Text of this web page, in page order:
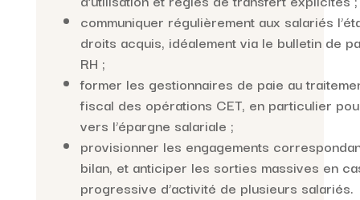
communiquer régulièrement aux salariés
droits acquis, idéalement via le bulletin de
RH ;
former les gestionnaires de paie au
fiscal des opérations CET, en particulier
vers l’épargne salariale ;
provisionner les engagements
bilan, et anticiper les sorties massives en
progressive d’activité de plusieurs salariés.